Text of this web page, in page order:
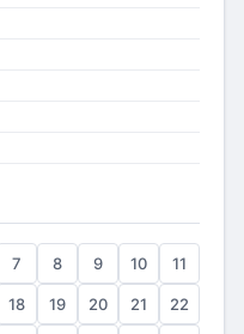
7 8 9 10 11
18 19 20 21 22